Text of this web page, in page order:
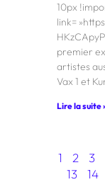
10px
link=
premier
artistes
Vax 1 et
Lire la suite
1 2 3
13
14